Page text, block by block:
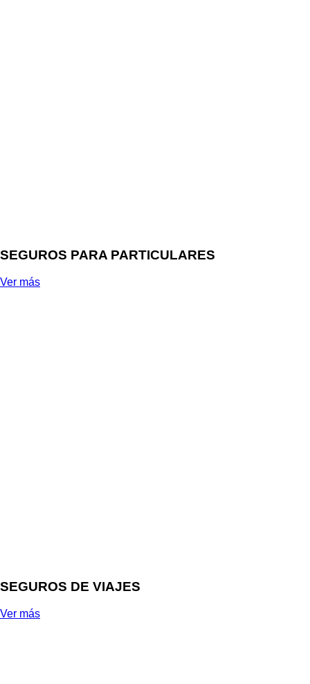
SEGUROS PARA PARTICULARES
Ver más
SEGUROS DE VIAJES
Ver más